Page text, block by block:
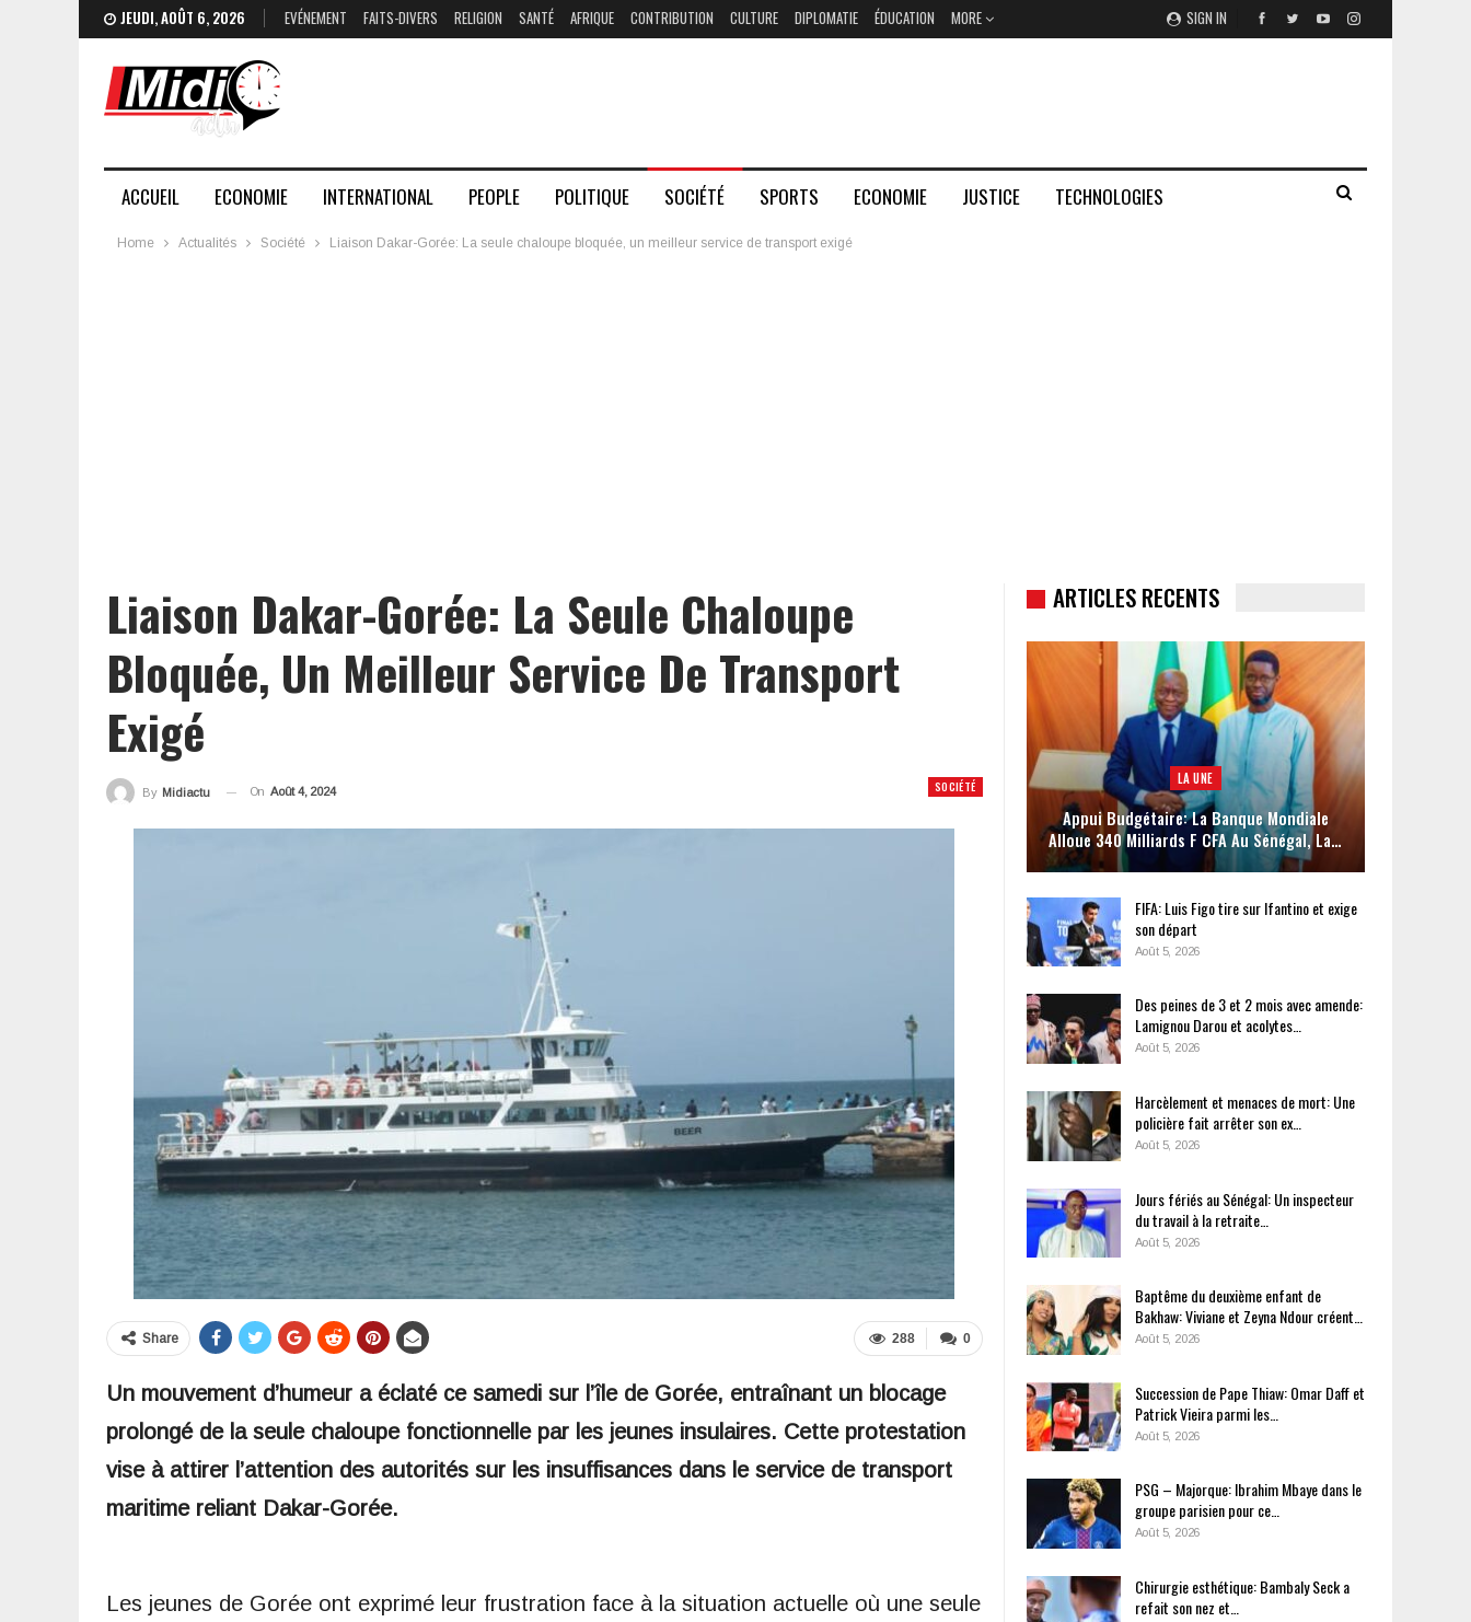
SIGN IN
JEUDI, AOÛT 6, 2026 EVÉNEMENT FAITS-DIVERS RELIGION SANTÉ AFRIQUE CONTRIBUTION CULTURE DIPLOMATIE ÉDUCATION MORE
ACCUEIL ECONOMIE INTERNATIONAL PEOPLE POLITIQUE SOCIÉTÉ SPORTS ECONOMIE JUSTICE TECHNOLOGIES
Home Actualités Société Liaison Dakar-Gorée: La seule chaloupe bloquée, un meilleur service de transport exigé
Liaison Dakar-Gorée: La Seule Chaloupe
Bloquée, Un Meilleur Service De Transport
Exigé
SOCIÉTÉ
By Midiactu On Août 4, 2024
0
288
Share
Un mouvement d’humeur a éclaté ce samedi sur l’île de Gorée, entraînant un blocage
prolongé de la seule chaloupe fonctionnelle par les jeunes insulaires. Cette protestation
vise à attirer l’attention des autorités sur les insuffisances dans le service de transport
maritime reliant Dakar-Gorée.
Les jeunes de Gorée ont exprimé leur frustration face à la situation actuelle où une seule
ARTICLES RECENTS
LA UNE
Appui Budgétaire: La Banque Mondiale
Alloue 340 Milliards F CFA Au Sénégal, La…
FIFA: Luis Figo tire sur Ifantino et exige
son départ
Août 5, 2026
Des peines de 3 et 2 mois avec amende:
Lamignou Darou et acolytes…
Août 5, 2026
Harcèlement et menaces de mort: Une
policière fait arrêter son ex…
Août 5, 2026
Jours fériés au Sénégal: Un inspecteur
du travail à la retraite…
Août 5, 2026
Baptême du deuxième enfant de
Bakhaw: Viviane et Zeyna Ndour créent…
Août 5, 2026
Succession de Pape Thiaw: Omar Daff et
Patrick Vieira parmi les…
Août 5, 2026
PSG – Majorque: Ibrahim Mbaye dans le
groupe parisien pour ce…
Août 5, 2026
Chirurgie esthétique: Bambaly Seck a
refait son nez et…